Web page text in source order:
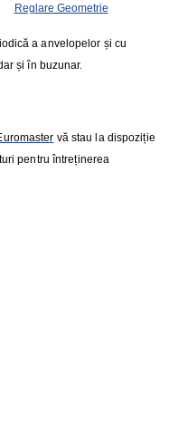
Reglare Geometrie
a anvelopelor și cu
și în buzunar.
vă stau la dispoziție
pentru întreținerea